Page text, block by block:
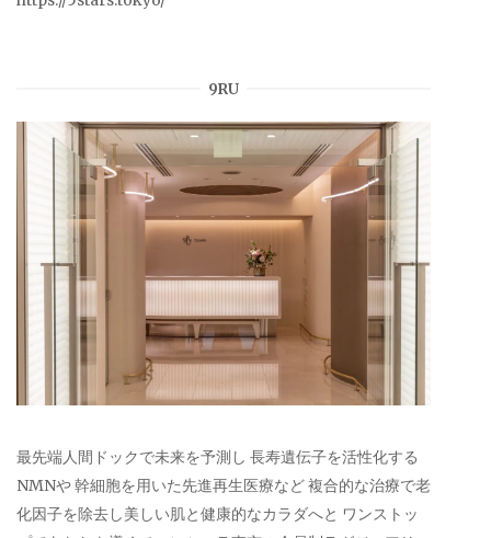
9RU
最先端人間ドックで未来を予測し 長寿遺伝子を活性化する
NMNや 幹細胞を用いた先進再生医療など 複合的な治療で老
化因子を除去し美しい肌と健康的なカラダへと ワンストッ